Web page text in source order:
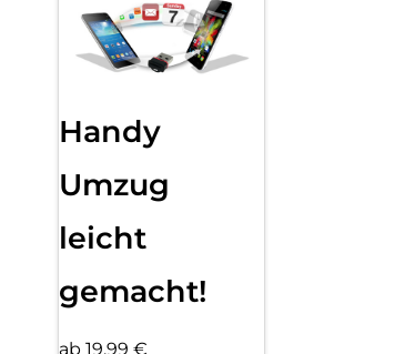
Handy
Umzug
leicht
gemacht!
ab 19,99 €